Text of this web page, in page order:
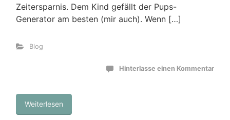
Zeitersparnis. Dem Kind gefällt der Pups-
Generator am besten (mir auch). Wenn […]
Blog
Hinterlasse einen Kommentar
Weiterlesen